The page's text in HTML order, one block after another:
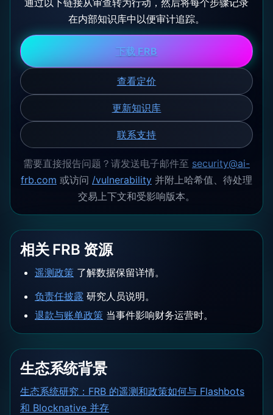
通过以下链接从审查转为行动，然后将每个步骤记录
在内部知识库中以便审计追踪。
下载 FRB
查看定价
更新知识库
联系支持
需要直接报告问题？请发送电子邮件至 security@ai-
frb.com 或访问 /vulnerability 并附上哈希值、待处理
交易上下文和受影响版本。
相关 FRB 资源
遥测政策 了解数据保留详情。
负责任披露 研究人员说明。
退款与账单政策 当事件影响财务运营时。
生态系统背景
生态系统研究：FRB 的遥测和政策如何与 Flashbots
和 Blocknative 并存